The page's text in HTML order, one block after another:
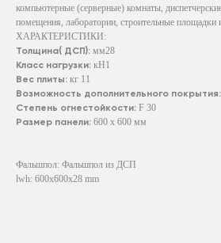
компьютерные (серверные) комнаты,
помещения, лаборатории, строительные площадки
ХАРАКТЕРИСТИКИ:
Толщина( ДСП): мм28
Класс нагрузки: кН1
Вес плиты: кг 11
Возможность дополнительного покрытия:
Степень огнестойкости: F 30
Размер панели: 600 х 600 мм
Фальшпол: Фальшпол из ДСП
lwh: 600x600x28 mm